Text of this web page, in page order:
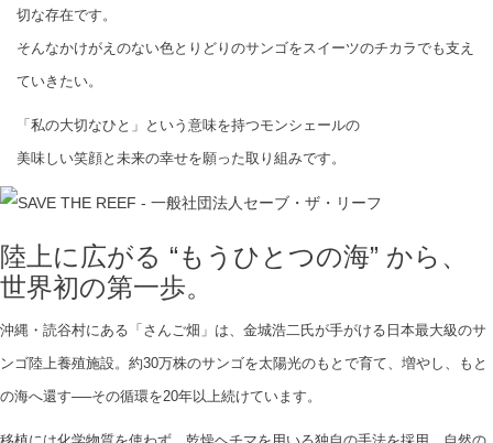
切な存在です。
そんなかけがえのない色とりどりのサンゴをスイーツのチカラでも支え
ていきたい。
「私の大切なひと」という意味を持つモンシェールの
美味しい笑顔と未来の幸せを願った取り組みです。
陸上に広がる “もうひとつの海” から、
世界初の第一歩。
沖縄・読谷村にある「さんご畑」は、金城浩二氏が手がける日本最大級のサ
ンゴ陸上養殖施設。約30万株のサンゴを太陽光のもとで育て、増やし、もと
の海へ還す──その循環を20年以上続けています。